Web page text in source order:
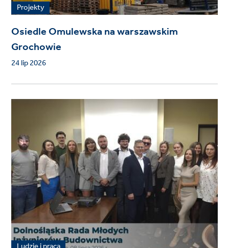
Projekty
Osiedle Omulewska na warszawskim
Grochowie
24 lip 2026